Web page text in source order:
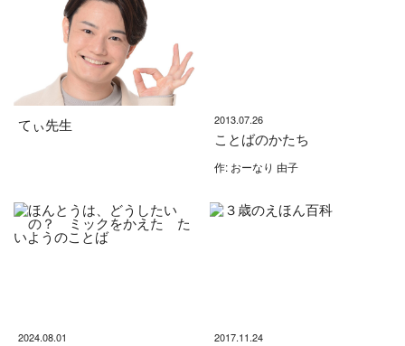
てぃ先生 2013.07.26
ことばのかたち
作: おーなり 由子
2024.08.01 2017.11.24